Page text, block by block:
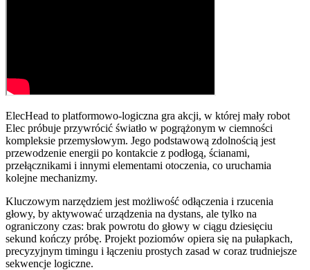
ElecHead to platformowo-logiczna gra akcji, w której mały robot
Elec próbuje przywrócić światło w pogrążonym w ciemności
kompleksie przemysłowym. Jego podstawową zdolnością jest
przewodzenie energii po kontakcie z podłogą, ścianami,
przełącznikami i innymi elementami otoczenia, co uruchamia
kolejne mechanizmy.
Kluczowym narzędziem jest możliwość odłączenia i rzucenia
głowy, by aktywować urządzenia na dystans, ale tylko na
ograniczony czas: brak powrotu do głowy w ciągu dziesięciu
sekund kończy próbę. Projekt poziomów opiera się na pułapkach,
precyzyjnym timingu i łączeniu prostych zasad w coraz trudniejsze
sekwencje logiczne.